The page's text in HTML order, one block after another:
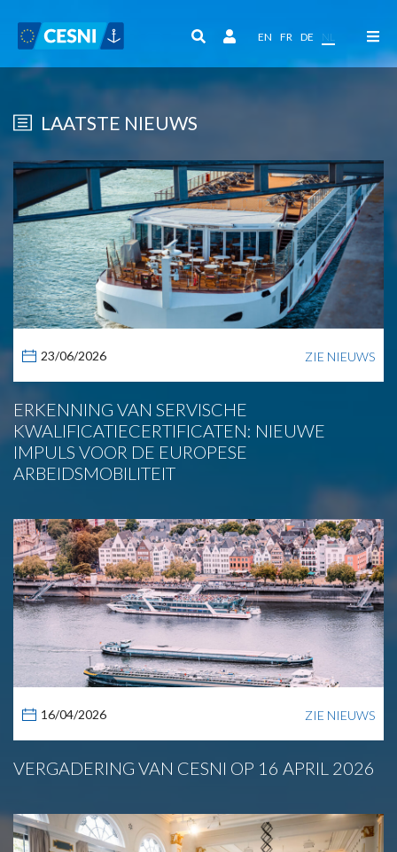
EN FR DE NL
LAATSTE NIEUWS
23/06/2026 ZIE NIEUWS
ERKENNING VAN SERVISCHE
KWALIFICATIECERTIFICATEN: NIEUWE
IMPULS VOOR DE EUROPESE
ARBEIDSMOBILITEIT
16/04/2026 ZIE NIEUWS
VERGADERING VAN CESNI OP 16 APRIL 2026